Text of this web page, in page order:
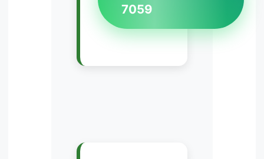
7059